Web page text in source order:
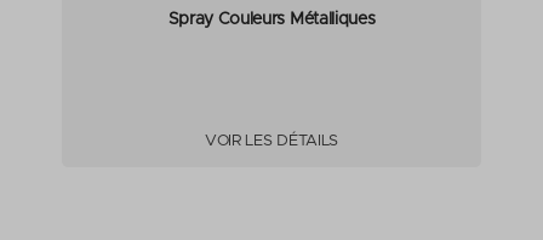
Spray Couleurs Métalliques
VOIR LES DÉTAILS